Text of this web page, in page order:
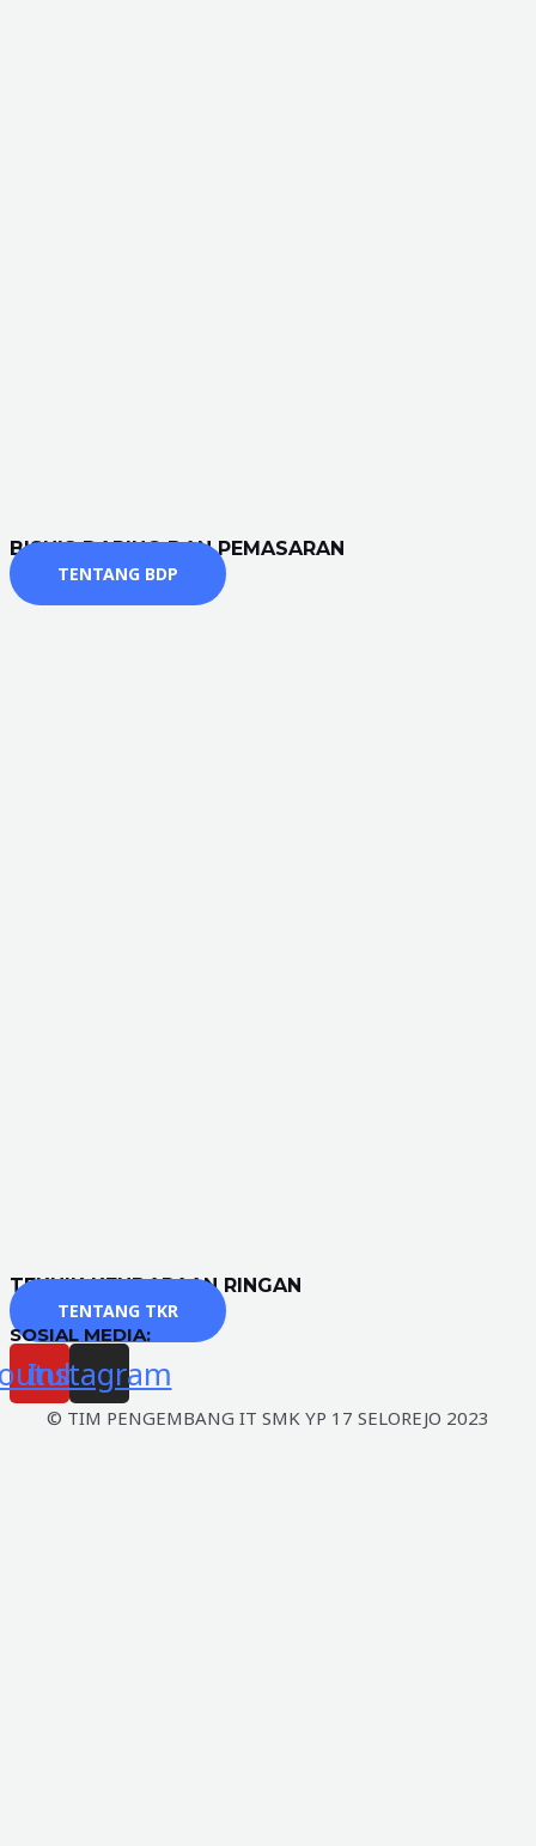
BISNIS DARING DAN PEMASARAN
TENTANG BDP
TEKNIK KENDARAAN RINGAN
TENTANG TKR
SOSIAL MEDIA:
Instagram
© TIM PENGEMBANG IT SMK YP 17 SELOREJO 2023